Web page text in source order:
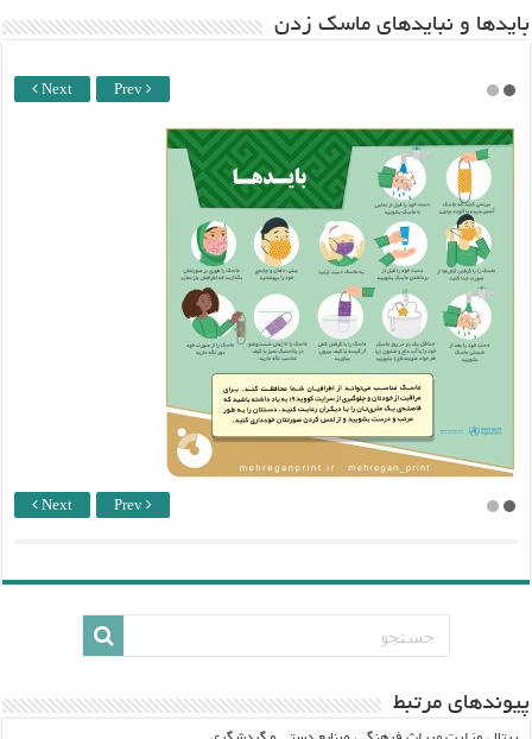
باید‌ها و نبایدهای ماسک زدن
Next Prev
Next Prev
پيوندهاي مرتبط